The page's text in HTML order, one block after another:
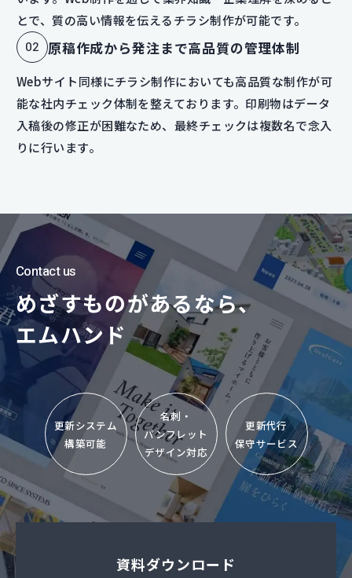
とで、質の高い情報を伝えるチラシ制作が可能です。
原稿作成から発注まで高品質の管理体制
Webサイト同様にチラシ制作においても高品質な制作が可
能な社内チェック体制を整えております。印刷物はデータ
入稿後の修正が困難なため、最終チェックは複数名で念入
りに行います。
Contact us
めざすものがあるなら、
エムハンド
更新システム
構築可能
名刺・
パンフレット
デザイン対応
更新代行
保守サービス
資料ダウンロード